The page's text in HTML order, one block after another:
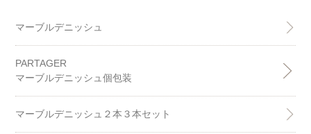
マーブルデニッシュ
PARTAGER
マーブルデニッシュ個包装
マーブルデニッシュ２本３本セット